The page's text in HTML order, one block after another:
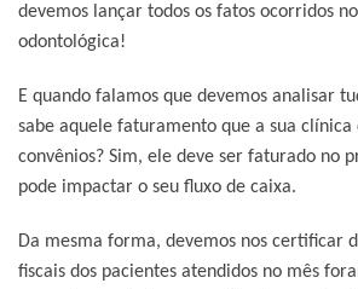
devemos lançar todos os fatos ocorridos
odontológica!
E quando falamos que devemos analisar
sabe aquele faturamento que a sua clínica
convênios? Sim, ele deve ser faturado no
pode impactar o seu fluxo de caixa.
Da mesma forma, devemos nos certificar
fiscais dos pacientes atendidos no mês